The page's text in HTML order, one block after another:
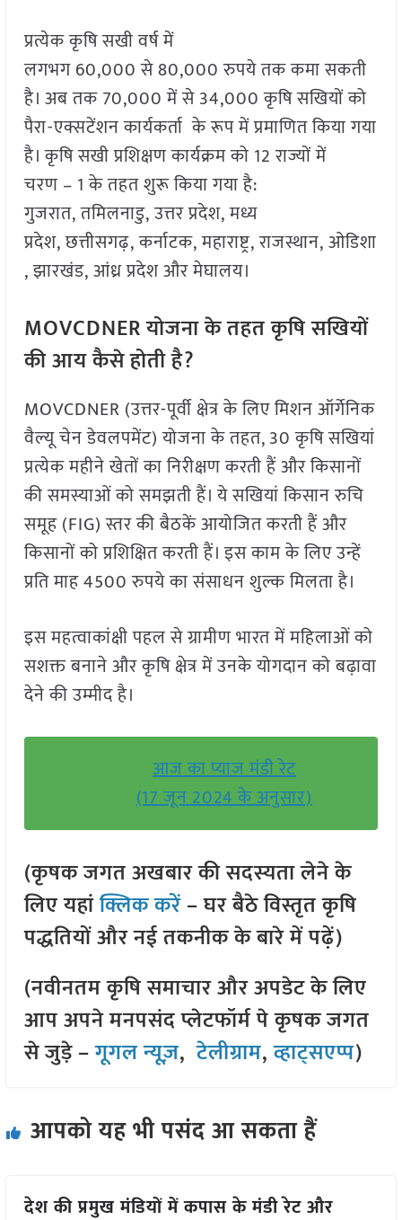
प्रत्येक कृषि सखी वर्ष में
लगभग 60,000 से 80,000 रुपये तक कमा सकती
है। अब तक 70,000 में से 34,000 कृषि सखियों को
पैरा-एक्सटेंशन कार्यकर्ता के रूप में प्रमाणित किया गया
है। कृषि सखी प्रशिक्षण कार्यक्रम को 12 राज्यों में
चरण – 1 के तहत शुरू किया गया है:
गुजरात, तमिलनाडु, उत्तर प्रदेश, मध्य
प्रदेश, छत्तीसगढ़, कर्नाटक, महाराष्ट्र, राजस्थान, ओडिशा
, झारखंड, आंध्र प्रदेश और मेघालय।
MOVCDNERयोजना के तहत कृषि सखियों
की आय कैसे होती है?
MOVCDNER (उत्तर-पूर्वी क्षेत्र के लिए मिशन ऑर्गेनिक
वैल्यू चेन डेवलपमेंट) योजना के तहत, 30 कृषि सखियां
प्रत्येक महीने खेतों का निरीक्षण करती हैं और किसानों
की समस्याओं को समझती हैं। ये सखियां किसान रुचि
समूह (FIG) स्तर की बैठकें आयोजित करती हैं और
किसानों को प्रशिक्षित करती हैं। इस काम के लिए उन्हें
प्रति माह 4500 रुपये का संसाधन शुल्क मिलता है।
इस महत्वाकांक्षी पहल से ग्रामीण भारत में महिलाओं को
सशक्त बनाने और कृषि क्षेत्र में उनके योगदान को बढ़ावा
देने की उम्मीद है।
आज का प्याज मंडी रेट
(17 जून 2024 के अनुसार)
(कृषक जगत अखबार की सदस्यता लेने के
लिए यहांक्लिक करें– घर बैठे विस्तृत कृषि
पद्धतियों और नई तकनीक के बारे में पढ़ें)
(नवीनतम कृषि समाचार और अपडेट के लिए
आप अपने मनपसंद प्लेटफॉर्म पे कृषक जगत
से जुड़े –गूगल न्यूज़,टेलीग्राम,व्हाट्सएप्प)
आपको यह भी पसंद आ सकता हैं
देश की प्रमुख मंडियों में कपास के मंडी रेट और